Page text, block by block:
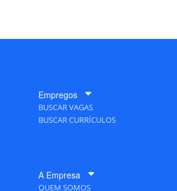
Empregos
BUSCAR VAGAS
BUSCAR CURRÍCULOS
A Empresa
QUEM SOMOS